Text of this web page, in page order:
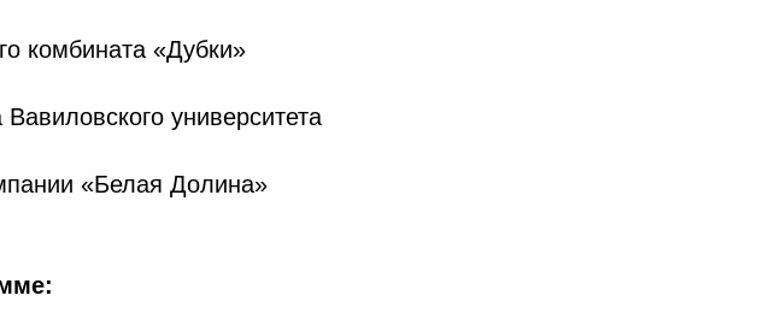
комбината «Дубки»
Вавиловского университета
«Белая Долина»